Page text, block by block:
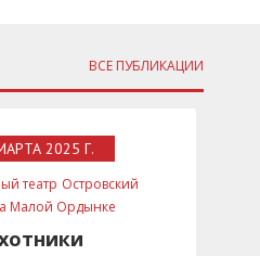
ВСЕ ПУБЛИКАЦИИ
2025 Г.
театр Островский
Малой Ордынке
Герасимов